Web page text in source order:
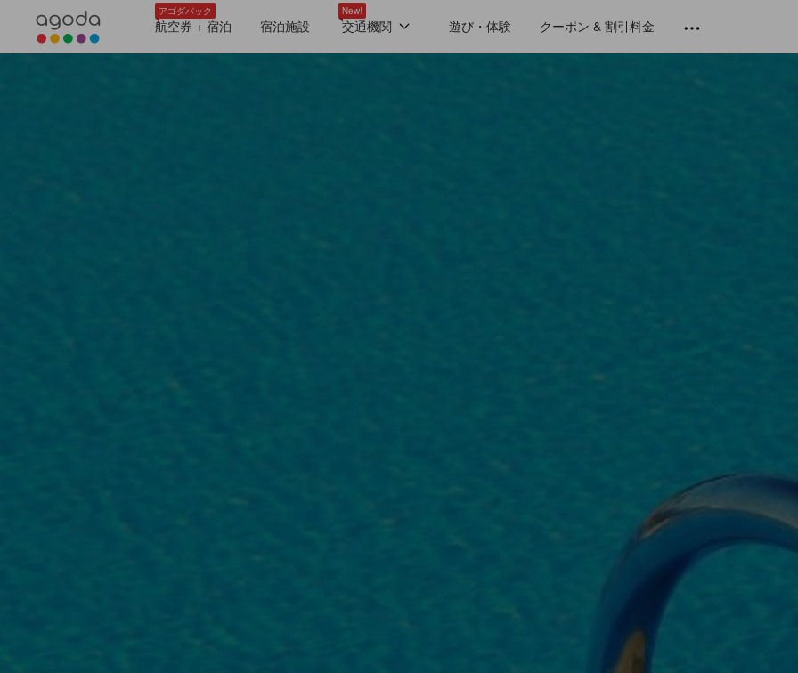
アゴダパック
航空券 + 宿泊 宿泊施設
New!
交通機関 遊び・体験 クーポン & 割引料金